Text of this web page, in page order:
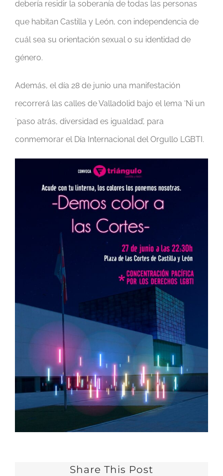
debería residir la soberanía de todas las personas
que habitan Castilla y León, con independencia de
cuál sea su orientación sexual o su identidad de
género.
Además, el día 28 de junio una manifestación
recorrerá las calles de Valladolid bajo el lema ‘Ni un
`paso atrás, diversidad es igualdad’, para
conmemorar el Día Internacional del Orgullo LGBTI.
Share This Post